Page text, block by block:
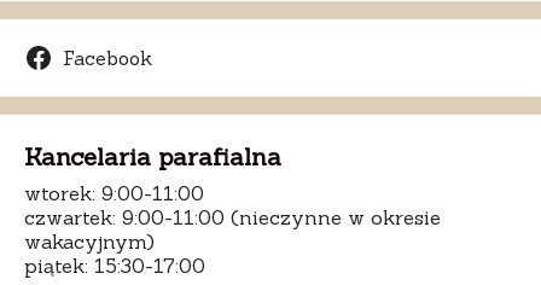
Facebook
Kancelaria parafialna
wtorek: 9:00-11:00
czwartek: 9:00-11:00 (nieczynne w okresie
wakacyjnym)
piątek: 15:30-17:00